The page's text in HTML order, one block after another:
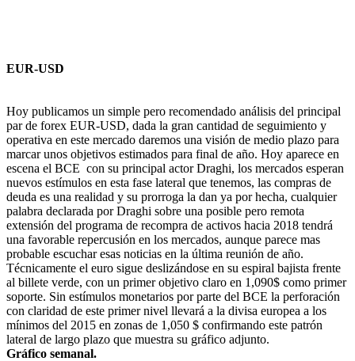
EUR-USD
Hoy publicamos un simple pero recomendado análisis del principal
par de forex EUR-USD, dada la gran cantidad de seguimiento y
operativa en este mercado daremos una visión de medio plazo para
marcar unos objetivos estimados para final de año. Hoy aparece en
escena el BCE con su principal actor Draghi, los mercados esperan
nuevos estímulos en esta fase lateral que tenemos, las compras de
deuda es una realidad y su prorroga la dan ya por hecha, cualquier
palabra declarada por Draghi sobre una posible pero remota
extensión del programa de recompra de activos hacia 2018 tendrá
una favorable repercusión en los mercados, aunque parece mas
probable escuchar esas noticias en la última reunión de año.
Técnicamente el euro sigue deslizándose en su espiral bajista frente
al billete verde, con un primer objetivo claro en 1,090$ como primer
soporte. Sin estímulos monetarios por parte del BCE la perforación
con claridad de este primer nivel llevará a la divisa europea a los
mínimos del 2015 en zonas de 1,050 $ confirmando este patrón
lateral de largo plazo que muestra su gráfico adjunto.
Gráfico semanal.